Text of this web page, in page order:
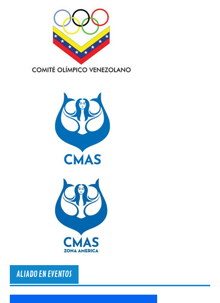
ALIADO EN EVENTOS